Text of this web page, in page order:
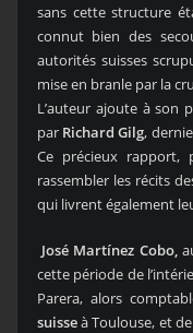
sans cette structure
connut bien des
autorités suisses
mise en branle par la
L’auteur ajoute à son
par Richard Gilg,
Ce précieux rapport,
rassembler les récits
qui livrent également
José Martínez Cobo,
cette période de
Parera, alors
suisseà Toulouse, et